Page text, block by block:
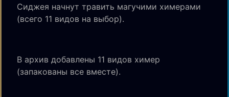
Сиджея начнут травить магучими химерами
(всего 11 видов на выбор).
В архив добавлены 11 видов химер
(запакованы все вместе).